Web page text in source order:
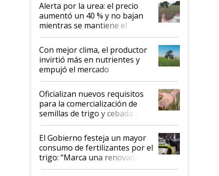
Alerta por la urea: el precio
aumentó un 40 % y no bajan
mientras se mantiene el
conflicto en Medio Oriente
Con mejor clima, el productor
invirtió más en nutrientes y
empujó el mercado
Oficializan nuevos requisitos
para la comercialización de
semillas de trigo y cebada a
granel
El Gobierno festeja un mayor
consumo de fertilizantes por el
trigo: “Marca una renovada
confianza de los productores”